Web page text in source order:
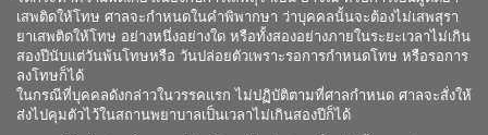
เสพติดให้โทษ ศาลจะกำหนดในคำพิพากษา ว่าบุคคลนั้นจะต้องไม่เสพสุรา
ยาเสพติดให้โทษ อย่างหนึ่งอย่างใด หรือทั้งสองอย่างภายในระยะเวลาไม่เกิน
สองปีนับแต่วันพ้นโทษหรือ วันปล่อยตัวเพราะรอการกำหนดโทษ หรือรอการ
ลงโทษก็ได้
ในกรณีที่บุคคลดังกล่าวในวรรคแรก ไม่ปฏิบัติตามที่ศาลกำหนด ศาลจะสั่งให้
ส่งไปคุมตัวไว้ในสถานพยาบาลเป็นเวลาไม่เกินสองปีก็ได้